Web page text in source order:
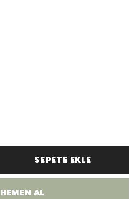
SEPETE EKLE
HEMEN AL